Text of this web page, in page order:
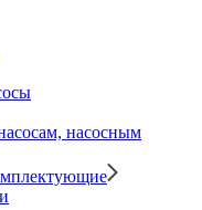
насосным